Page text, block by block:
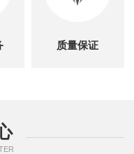
质量保证